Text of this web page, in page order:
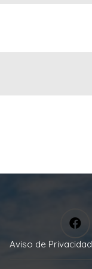
Aviso de Privacidad